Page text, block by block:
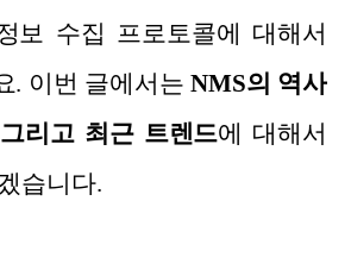
보 수집 프로토콜에 대해서
. 이번 글에서는NMS의 역사
리고 최근 트렌드에 대해서
습니다.